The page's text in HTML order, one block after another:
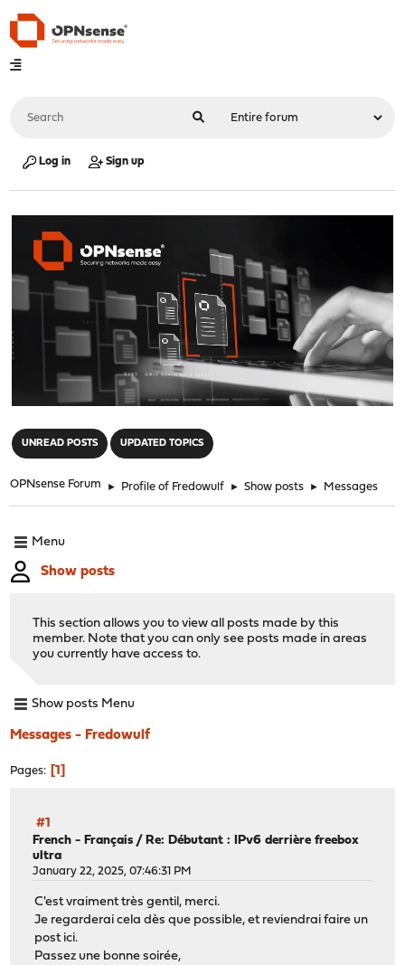
Log in Sign up
UNREAD POSTS UPDATED TOPICS
OPNsense Forum ► Profile of Fredowulf ► Show posts ► Messages
Menu
Show posts
This section allows you to view all posts made by this
member. Note that you can only see posts made in areas
you currently have access to.
Show posts Menu
Messages - Fredowulf
Pages 1
#1
French - Français / Re: Débutant : IPv6 derrière freebox
ultra
January 22, 2025, 07:46:31 PM
C'est vraiment très gentil, merci.
Je regarderai cela dès que possible, et reviendrai faire un
post ici.
Passez une bonne soirée,